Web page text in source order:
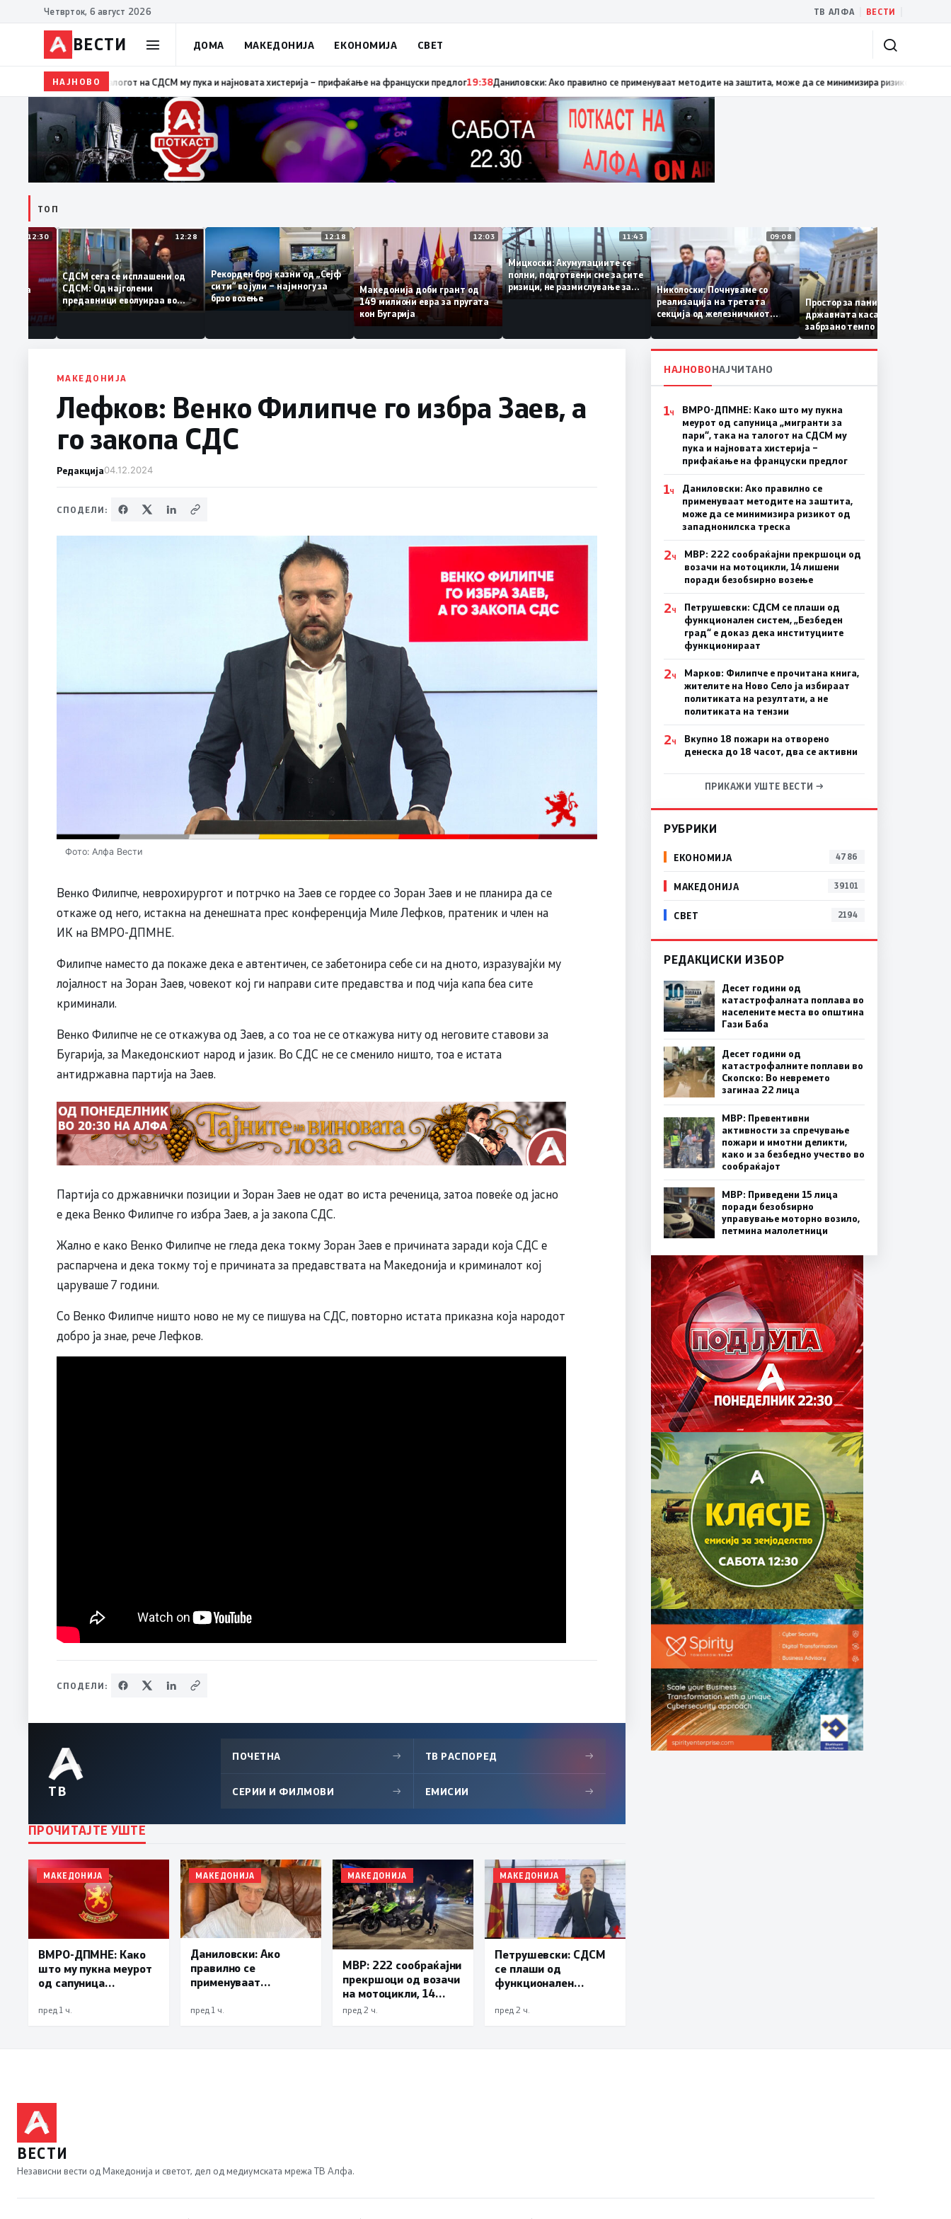
Четврток, 6 август 2026 ТВ АЛФА ВЕСТИ
ВЕСТИ ДОМА МАКЕДОНИЈА ЕКОНОМИЈА СВЕТ
НАЈНОВО19:39ВМРО-ДПМНЕ: Како што му пукна меурот од сапуница „мигранти за пари“, така на талогот на СДСМ му пука и најновата хистерија – прифаќање на француски предлог19:38Даниловски: Ако
ТОП
12:30
на
12:28
СДСМ сега се исплашени од
СДСМ: Од најголеми
предавници еволуираа во
најголеми патриоти
12:18
Рекорден број казни од „Сејф
сити“ во јули – најмногу за
брзо возење
12:03
Македонија доби грант од
149 милиони евра за пругата
кон Бугарија
11:43
Мицкоски: Акумулациите се
полни, подготвени сме за сите
ризици, не размислување за
поскапување на струјата
09:08
Николоски: Почнуваме со
реализација на третата
секција од железничкиот
Коридор 8, Македонија
станува раскрсница на
Балканот
Простор за паника нема –
државната каса се полни со
забрзано темпо
МАКЕДОНИЈА
Лефков: Венко Филипче го избра Заев, а
го закопа СДС
Редакција04.12.2024
СПОДЕЛИ:
Фото: Алфа Вести
Венко Филипче, неврохирургот и потрчко на Заев се гордее со Зоран Заев и не планира да се
откаже од него, истакна на денешната прес конференција Миле Лефков, пратеник и член на
ИК на ВМРО-ДПМНЕ.
Филипче наместо да покаже дека е автентичен, се забетонира себе си на дното, изразувајќи му
лојалност на Зоран Заев, човекот кој ги направи сите предавства и под чија капа беа сите
криминали.
Венко Филипче не се откажува од Заев, а со тоа не се откажува ниту од неговите ставови за
Бугарија, за Македонскиот народ и јазик. Во СДС не се сменило ништо, тоа е истата
антидржавна партија на Заев.
Партија со државнички позиции и Зоран Заев не одат во иста реченица, затоа повеќе од јасно
е дека Венко Филипче го избра Заев, а ја закопа СДС.
Жално е како Венко Филипче не гледа дека токму Зоран Заев е причината заради која СДС е
распарчена и дека токму тој е причината за предавствата на Македонија и криминалот кој
царуваше 7 години.
Со Венко Филипче ништо ново не му се пишува на СДС, повторно истата приказна која народот
добро ја знае, рече Лефков.
СПОДЕЛИ:
ТВ
ПОЧЕТНА → ТВ РАСПОРЕД →
СЕРИИ И ФИЛМОВИ → ЕМИСИИ →
ПРОЧИТАЈТЕ УШТЕ
МАКЕДОНИЈА
ВМРО-ДПМНЕ: Како
што му пукна меурот
од сапуница
така на талогот на
пред 1 ч.
МАКЕДОНИЈА
Даниловски: Ако
правилно се
применуваат
може да се
пред 1 ч.
МАКЕДОНИЈА
МВР: 222 сообраќајни
прекршоци од возачи
на мотоцикли, 14
лишени поради
пред 2 ч.
МАКЕДОНИЈА
Петрушевски: СДСМ
се плаши од
функционален
град“ е доказ дека
пред 2 ч.
НАЈНОВОНАЈЧИТАНО
1Ч
ВМРО-ДПМНЕ: Како што му пукна
меурот од сапуница „мигранти за
пари“, така на талогот на СДСМ му
пука и најновата хистерија –
прифаќање на француски предлог
1Ч
Даниловски: Ако правилно се
применуваат методите на заштита,
може да се минимизира ризикот од
западнонилска треска
2Ч
МВР: 222 сообраќајни прекршоци од
возачи на мотоцикли, 14 лишени
поради безобѕирно возење
2Ч
Петрушевски: СДСМ се плаши од
функционален систем, „Безбеден
град“ е доказ дека институциите
функционираат
2Ч
Марков: Филипче е прочитана книга,
жителите на Ново Село ја избираат
политиката на резултати, а не
политиката на тензии
2Ч
Вкупно 18 пожари на отворено
денеска до 18 часот, два се активни
ПРИКАЖИ УШТЕ ВЕСТИ →
РУБРИКИ
ЕКОНОМИЈА 4786
МАКЕДОНИЈА 39101
СВЕТ 2194
РЕДАКЦИСКИ ИЗБОР
Десет години од
катастрофалната поплава во
населените места во општина
Гази Баба
Десет години од
катастрофалните поплави во
Скопско: Во невремето
загинаа 22 лица
МВР: Превентивни
активности за спречување
пожари и имотни деликти,
како и за безбедно учество во
сообраќајот
МВР: Приведени 15 лица
поради безобѕирно
управување моторно возило,
петмина малолетници
ВЕСТИ
Независни вести од Македонија и светот, дел од медиумската мрежа ТВ Алфа.